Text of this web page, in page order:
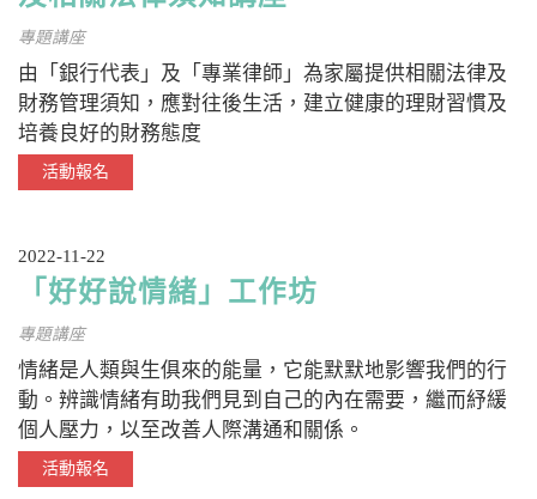
專題講座
由「銀行代表」及「專業律師」為家屬提供相關法律及
財務管理須知，應對往後生活，建立健康的理財習慣及
培養良好的財務態度
活動報名
2022-11-22
「好好說情緒」工作坊
專題講座
情緒是人類與生俱來的能量，它能默默地影響我們的行
動。辨識情緒有助我們見到自己的內在需要，繼而紓緩
個人壓力，以至改善人際溝通和關係。
活動報名